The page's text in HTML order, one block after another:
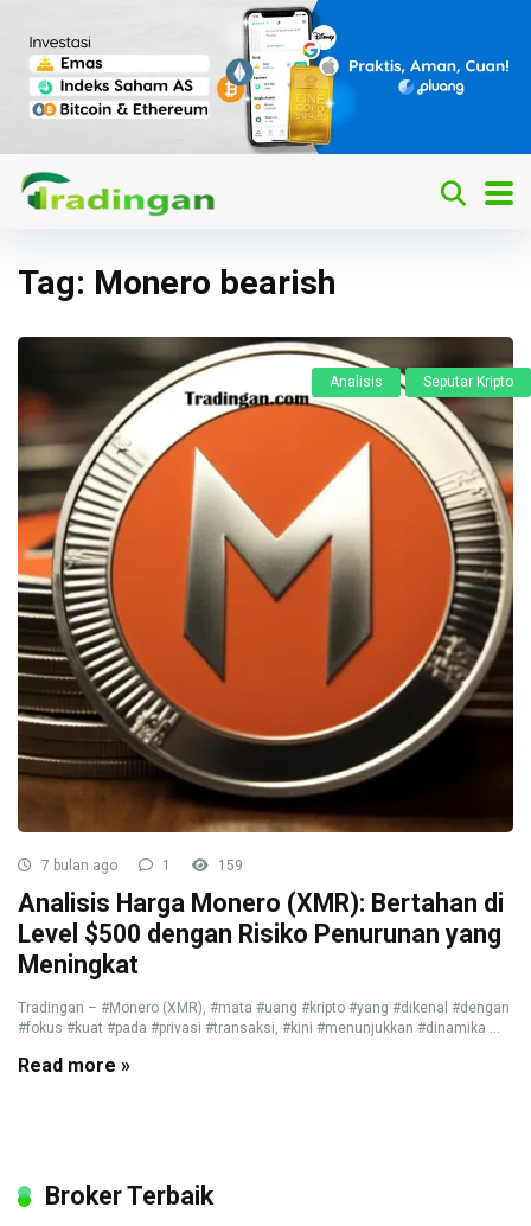
Tag: Monero bearish
Analisis Seputar Kripto
7 bulan ago 1 159
Analisis Harga Monero (XMR): Bertahan di
Level $500 dengan Risiko Penurunan yang
Meningkat
Tradingan – #Monero (XMR), #mata #uang #kripto #yang #dikenal #dengan
#fokus #kuat #pada #privasi #transaksi, #kini #menunjukkan #dinamika ...
Read more »
Broker Terbaik